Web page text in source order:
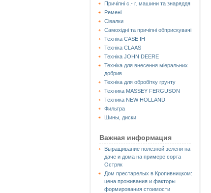
Причіпні с.- г. машини та знаряддя
Ремені
Сівалки
Самохідні та причіпні обприскувачі
Техніка CASE IH
Техніка CLAAS
Техніка JOHN DEERE
Техніка для внесення міеральних
добрив
Техніка для обробітку грунту
Техника MASSEY FERGUSON
Техника NEW HOLLAND
Фильтра
Шины, диски
Важная информация
Выращивание полезной зелени на
даче и дома на примере сорта
Остряк
Дом престарелых в Кропивницком:
цена проживания и факторы
формирования стоимости